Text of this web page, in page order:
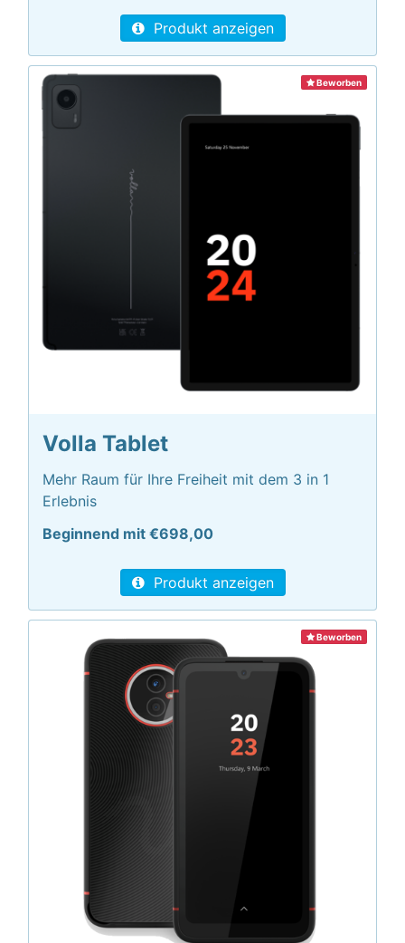
Produkt anzeigen
Beworben
Volla Tablet
Mehr Raum für Ihre Freiheit mit dem 3 in 1
Erlebnis
Beginnend mit €698,00
Produkt anzeigen
Beworben